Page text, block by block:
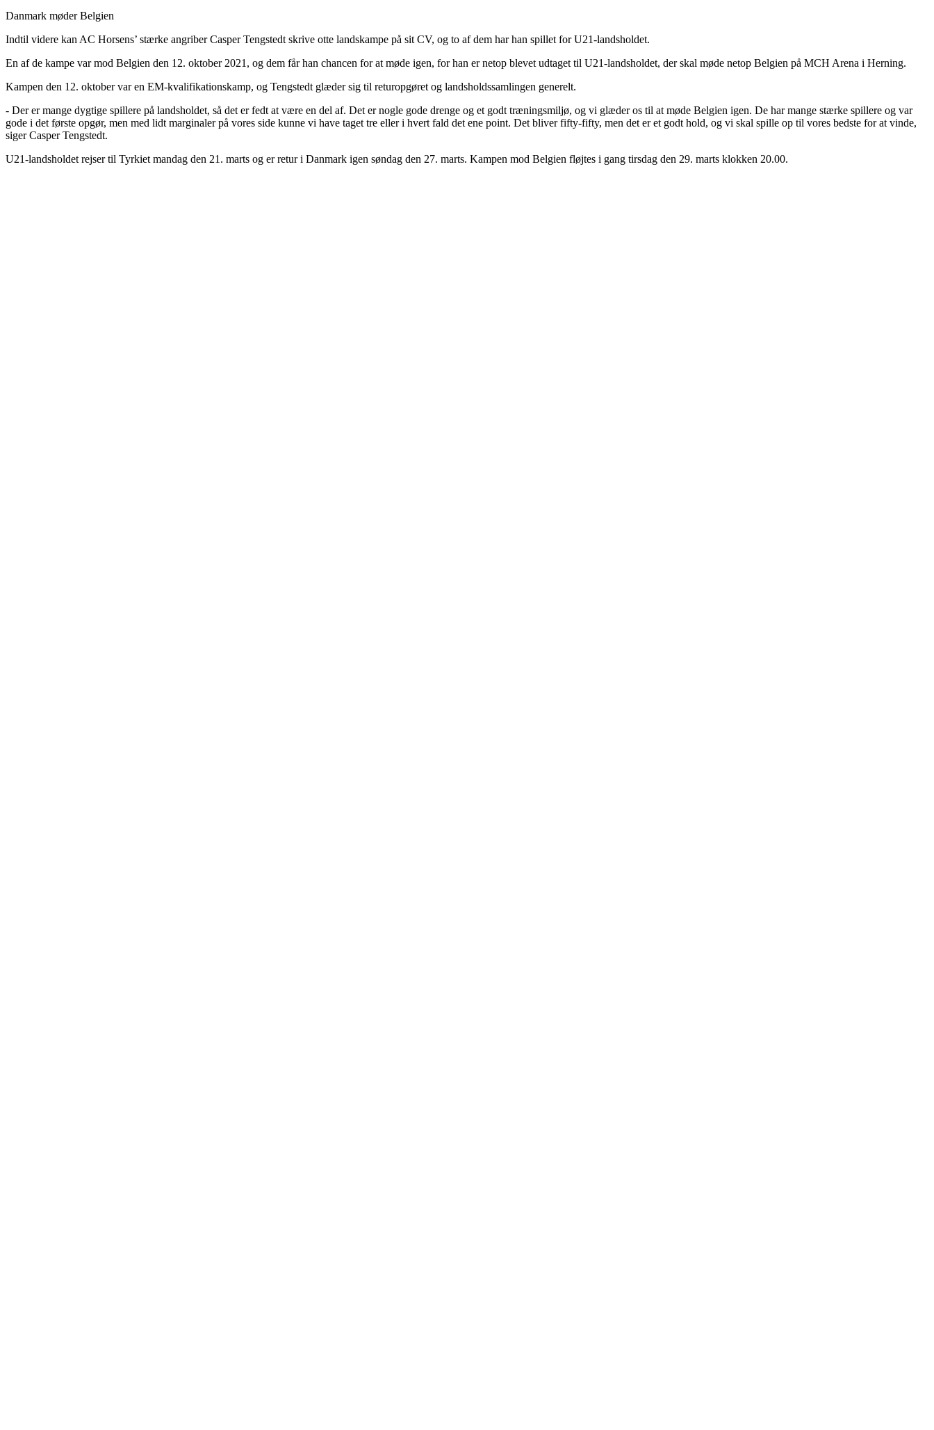
Danmark møder Belgien
Indtil videre kan AC Horsens’ stærke angriber Casper Tengstedt skrive otte landskampe på sit CV, og to af dem har han spillet for U21-landsholdet.
En af de kampe var mod Belgien den 12. oktober 2021, og dem får han chancen for at møde igen, for han er netop blevet udtaget til U21-landsholdet, der skal møde netop Belgien på MCH Arena i Herning.
Kampen den 12. oktober var en EM-kvalifikationskamp, og Tengstedt glæder sig til returopgøret og landsholdssamlingen generelt.
- Der er mange dygtige spillere på landsholdet, så det er fedt at være en del af. Det er nogle gode drenge og et godt træningsmiljø, og vi glæder os til at møde Belgien igen. De har mange stærke spillere og var
gode i det første opgør, men med lidt marginaler på vores side kunne vi have taget tre eller i hvert fald det ene point. Det bliver fifty-fifty, men det er et godt hold, og vi skal spille op til vores bedste for at vinde,
siger Casper Tengstedt.
U21-landsholdet rejser til Tyrkiet mandag den 21. marts og er retur i Danmark igen søndag den 27. marts. Kampen mod Belgien fløjtes i gang tirsdag den 29. marts klokken 20.00.